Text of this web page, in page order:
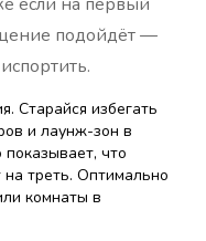
подойдёт —
Старайся избегать
и лаунж-зон в
что
треть. Оптимально
комнаты в